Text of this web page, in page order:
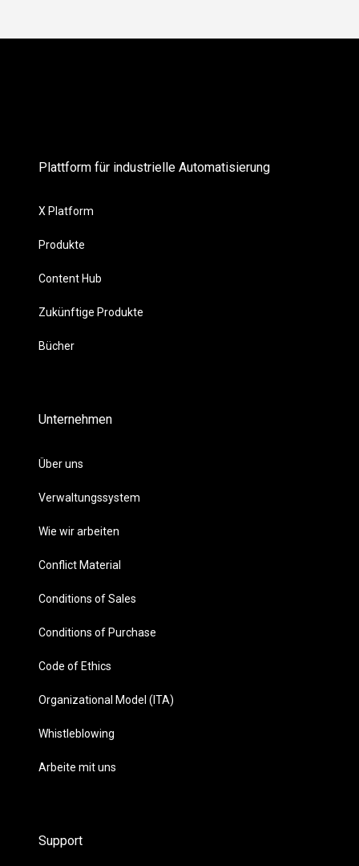
Plattform für industrielle Automatisierung
X Platform
Produkte
Content Hub
Zukünftige Produkte
Bücher
Unternehmen
Über uns
Verwaltungssystem
Wie wir arbeiten
Conflict Material
Conditions of Sales
Conditions of Purchase
Code of Ethics
Organizational Model (ITA)
Whistleblowing
Arbeite mit uns
Support